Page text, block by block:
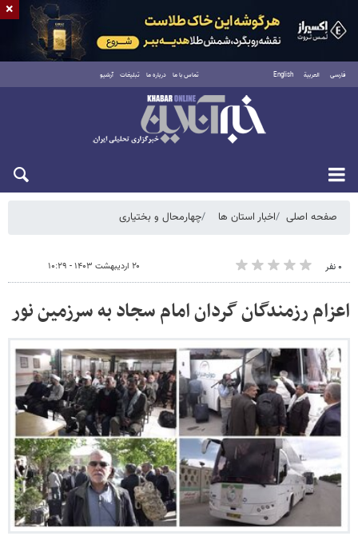
فارسی العربية English تماس با ما درباره ما تبلیغات آرشیو
شنبه ۱۷ مرداد ۱۴۰۵
صفحه اصلی اخبار استان ها چهارمحال و بختیاری
۰ نفر ۲۰ اردیبهشت ۱۴۰۳ - ۱۰:۲۹
اعزام رزمندگان گردان امام سجاد به سرزمین نور
×